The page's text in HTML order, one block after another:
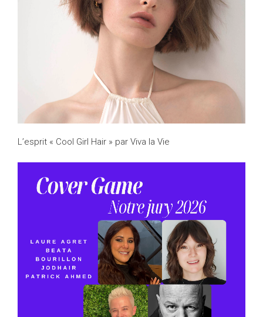
L’esprit « Cool Girl Hair » par Viva la Vie